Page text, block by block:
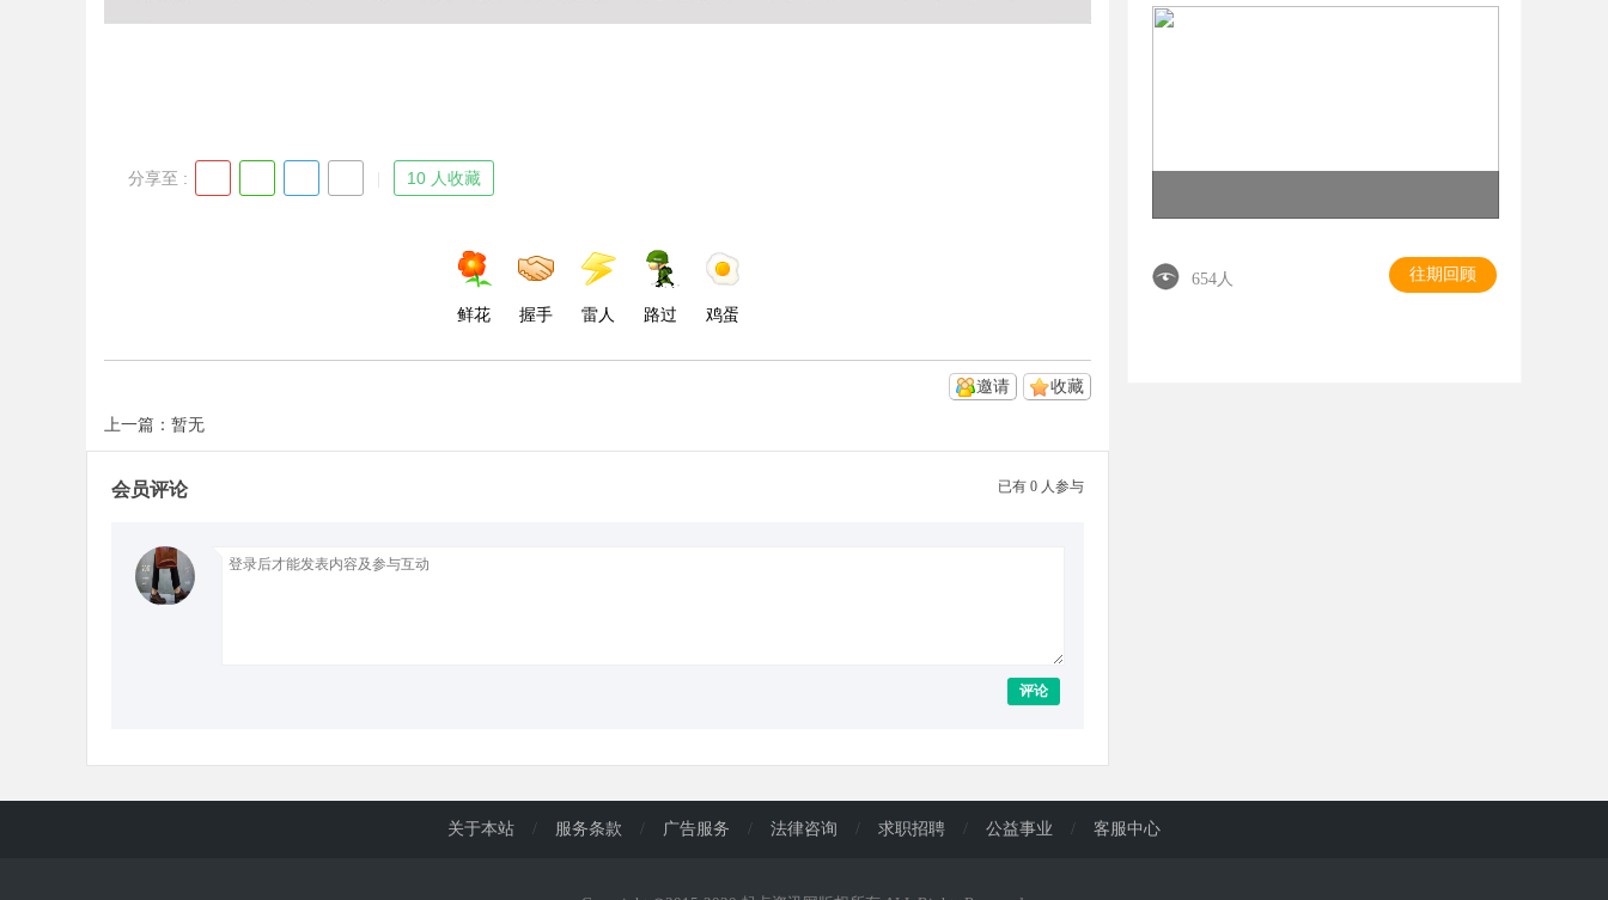
d
分享至 : 10 人收藏
鲜花 握手 雷人 路过 鸡蛋
收藏
邀请
上一篇：暂无
已有 0 人参与
会员评论
评论
654人 往期回顾
关于本站 / 服务条款 / 广告服务 / 法律咨询 / 求职招聘 / 公益事业 / 客服中心